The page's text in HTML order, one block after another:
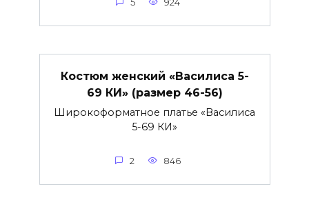
5 924
Костюм женский «Василиса 5-
69 КИ» (размер 46-56)
Широкоформатное платье «Василиса
5-69 КИ»
2 846